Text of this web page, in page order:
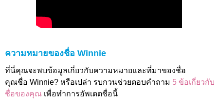
ความหมายของชื่อ Winnie
ที่นี่คุณจะพบข้อมูลเกี่ยวกับความหมายและที่มาของชื่อ
คุณชื่อ Winnie? หรือเปล่า รบกวนช่วยตอบคำถาม 5 ข้อเกี่ยวกับ
ชื่อของคุณ เพื่อทำการอัพเดตชื่อนี้